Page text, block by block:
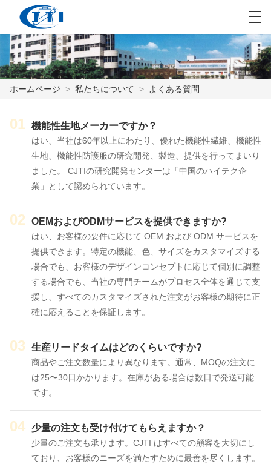
カスタマイズ
ニュース
我々に連絡し
العربية česky Deutsch English
ホームページ > 私たちについて > よくある質問
01 機能性生地メーカーですか？
はい、当社は60年以上にわたり、優れた機能性繊維、機能性
生地、機能性防護服の研究開発、製造、提供を行ってまいり
ました。 CJTIの研究開発センターは「中国のハイテク企
業」として認められています。
02 OEMおよびODMサービスを提供できますか?
はい、お客様の要件に応じて OEM および ODM サービスを
提供できます。特定の機能、色、サイズをカスタマイズする
場合でも、お客様のデザインコンセプトに応じて個別に調整
する場合でも、当社の専門チームがプロセス全体を通じて支
援し、すべてのカスタマイズされた注文がお客様の期待に正
確に応えることを保証します。
03 生産リードタイムはどのくらいですか?
商品やご注文数量により異なります。通常、MOQの注文に
は25〜30日かかります。在庫がある場合は数日で発送可能
です。
04 少量の注文も受け付けてもらえますか？
少量のご注文も承ります。CJTI はすべての顧客を大切にし
ており、お客様のニーズを満たすために最善を尽くします。